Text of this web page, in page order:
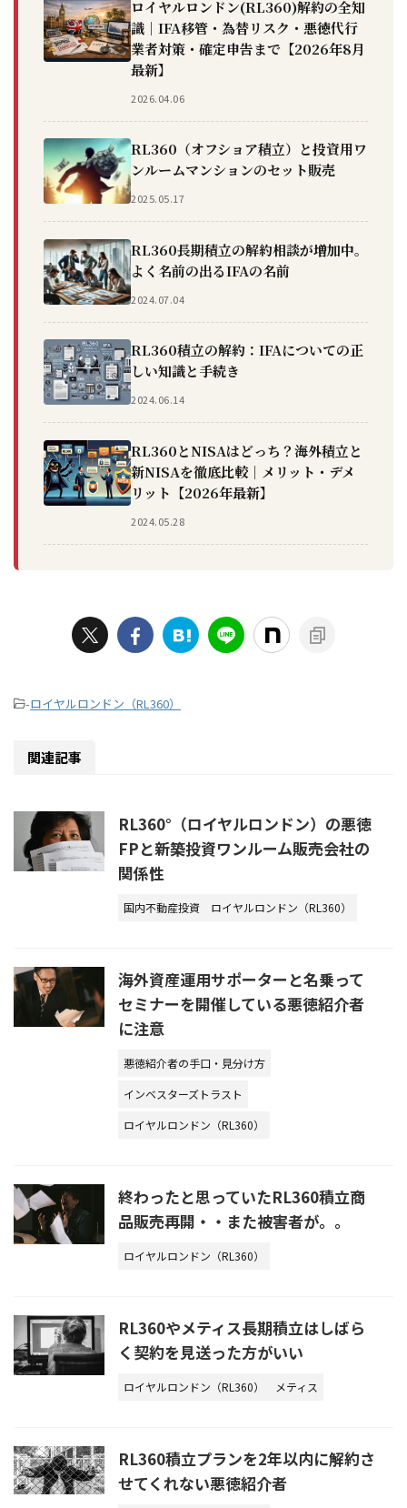
ロイヤルロンドン(RL360)解約の全知
識｜IFA移管・為替リスク・悪徳代行
業者対策・確定申告まで【2026年8月
最新】
2026.04.06
RL360（オフショア積立）と投資用ワ
ンルームマンションのセット販売
2025.05.17
RL360長期積立の解約相談が増加中。
よく名前の出るIFAの名前
2024.07.04
RL360積立の解約：IFAについての正
しい知識と手続き
2024.06.14
RL360とNISAはどっち？海外積立と
新NISAを徹底比較｜メリット・デメ
リット【2026年最新】
2024.05.28
-ロイヤルロンドン（RL360）
関連記事
RL360°（ロイヤルロンドン）の悪徳
FPと新築投資ワンルーム販売会社の
関係性
国内不動産投資 ロイヤルロンドン（RL360）
海外資産運用サポーターと名乗って
セミナーを開催している悪徳紹介者
に注意
悪徳紹介者の手口・見分け方
インベスターズトラスト
ロイヤルロンドン（RL360）
終わったと思っていたRL360積立商
品販売再開・・また被害者が。。
ロイヤルロンドン（RL360）
RL360やメティス長期積立はしばら
く契約を見送った方がいい
ロイヤルロンドン（RL360） メティス
RL360積立プランを2年以内に解約さ
せてくれない悪徳紹介者